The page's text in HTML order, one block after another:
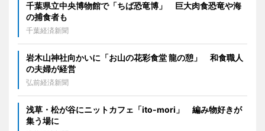
千葉県立中央博物館で「ちば恐竜博」 巨大肉食恐竜や海
の捕食者も
千葉経済新聞
岩木山神社向かいに「お山の花彩食堂 龍の憩」 和食職人
の夫婦が経営
弘前経済新聞
浅草・松が谷にニットカフェ「ito-mori」 編み物好きが
集う場に